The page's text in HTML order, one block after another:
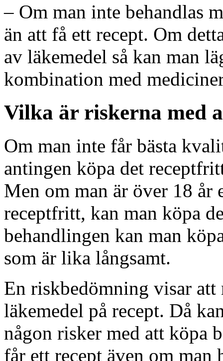
– Om man inte behandlas
än att få ett recept. Om
av läkemedel så kan man
kombination med
Vilka är riskerna med
Om man inte får bästa
antingen köpa det
Men om man är över 18 år
receptfritt, kan man köpa
behandlingen kan man
som är lika långsamt.
En riskbedömning visar att
läkemedel på recept. Då
någon risker med att köpa
får ett recept även om man